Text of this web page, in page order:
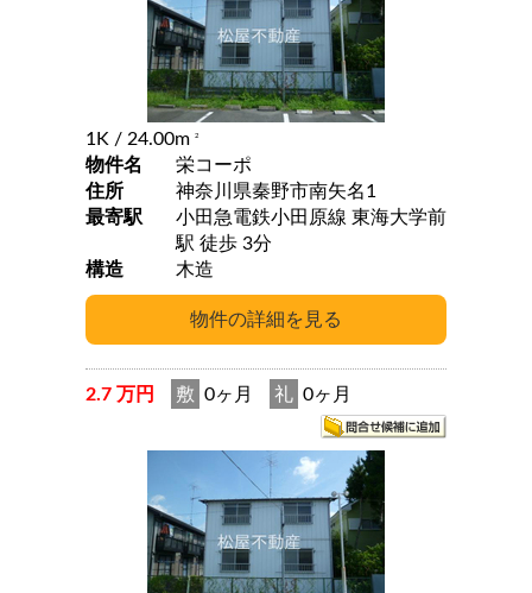
1K / 24.00m 2
物件名
栄コーポ
住所
神奈川県秦野市南矢名1
最寄駅
小田急電鉄小田原線 東海大学前
駅 徒歩 3分
構造
木造
2.7 万円 敷 0ヶ月 礼 0ヶ月